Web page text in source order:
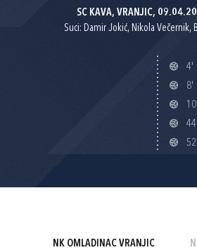
SC KAVA, VRANJIC,
Suci: Damir Jokić, Nikola Večernik,
4'
8'
10'
44'
52'
NK OMLADINAC VRANJIC